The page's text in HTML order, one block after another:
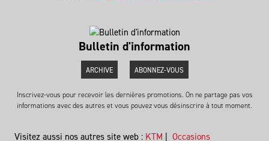
Bulletin d'information
ARCHIVE ABONNEZ-VOUS
Inscrivez-vous pour recevoir les dernières promotions. On ne partage pas vos
informations avec des autres et vous pouvez vous désinscrire à tout moment.
Visitez aussi nos autres site web : KTM | Occasions